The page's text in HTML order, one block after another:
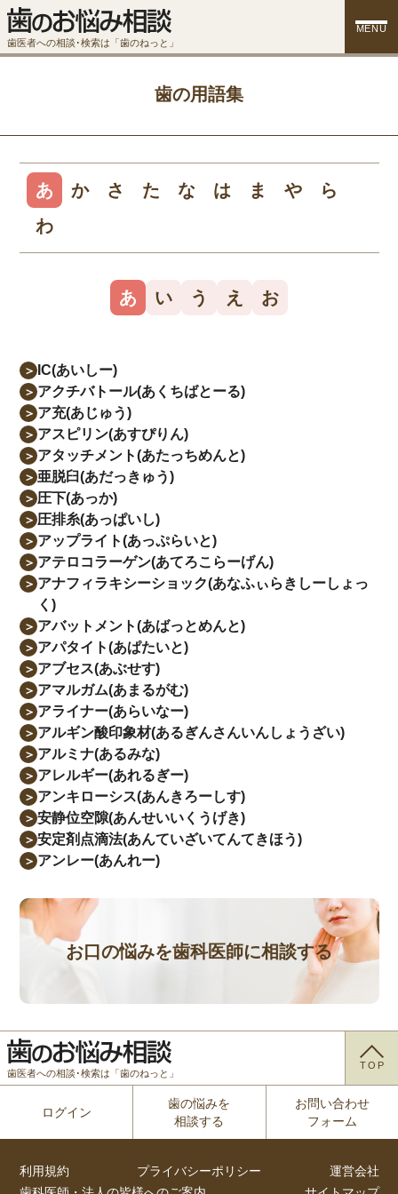
歯医者への相談･検索は「歯のねっと」
MENU
歯の用語集
あ か さ た な は ま や
ら
わ
あ い う え お
＞ IC(あいしー)
＞ アクチバトール(あくちばとーる)
＞ ア充(あじゅう)
＞ アスピリン(あすぴりん)
＞ アタッチメント(あたっちめんと)
＞ 亜脱臼(あだっきゅう)
＞ 圧下(あっか)
＞ 圧排糸(あっぱいし)
＞ アップライト(あっぷらいと)
＞ アテロコラーゲン(あてろこらーげん)
＞ アナフィラキシーショック(あなふぃらきしーしょっ
く)
＞ アバットメント(あばっとめんと)
＞ アパタイト(あぱたいと)
＞ アブセス(あぶせす)
＞ アマルガム(あまるがむ)
＞ アライナー(あらいなー)
＞ アルギン酸印象材(あるぎんさんいんしょうざい)
＞ アルミナ(あるみな)
＞ アレルギー(あれるぎー)
＞ アンキローシス(あんきろーしす)
＞ 安静位空隙(あんせいいくうげき)
＞ 安定剤点滴法(あんていざいてんてきほう)
＞ アンレー(あんれー)
お口の悩みを歯科医師に相談する
歯医者への相談･検索は「歯のねっと」
TOP
ログイン
歯の悩みを
相談する
お問い合わせ
フォーム
利用規約 プライバシーポリシー
運営会社